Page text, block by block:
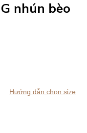
nhún bèo
Hướng dẫn chọn size